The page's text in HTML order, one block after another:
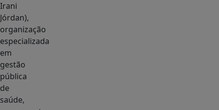
Irani
Jórdan),
organização
especializada
em
gestão
pública
de
saúde,